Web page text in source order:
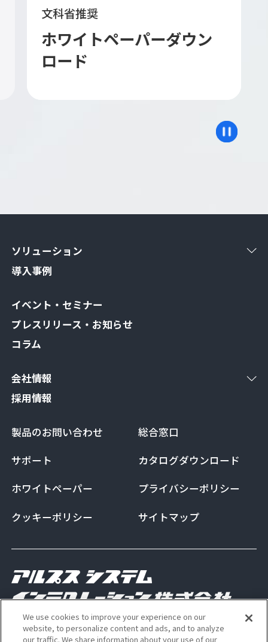
文科省推奨
ホワイトペーパーダウン
ロード
ソリューション
導入事例
イベント・セミナー
プレスリリース・お知らせ
コラム
会社情報
採用情報
製品のお問い合わせ
総合窓口
サポート
カタログダウンロード
ホワイトペーパー
プライバシーポリシー
クッキーポリシー
サイトマップ
Copyright Alps System Integration Co., Ltd. All
We use cookies to improve your experience on our
website, to personalize content and ads, and to analyze
our traffic. We share information about your use of our